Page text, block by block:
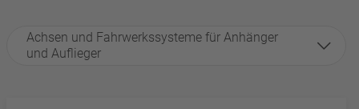
Achsen und Fahrwerkssysteme für Anhänger
und Auflieger